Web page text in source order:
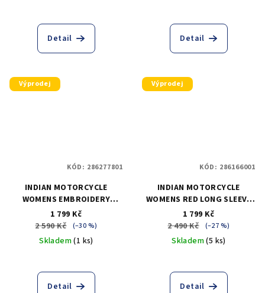
Detail Detail
Výprodej
INDIAN MOTORCYCLE
WOMENS EMBROIDERY
SHIRT - RED
1 799 Kč
2 590 Kč
(–30 %)
Skladem(1 ks)
Detail
KÓD: 286277801
Výprodej
INDIAN MOTORCYCLE
WOMENS RED LONG SLEEVE
CHECKERED SHIRT
1 799 Kč
2 490 Kč
(–27 %)
Skladem(5 ks)
Detail
KÓD: 286166001